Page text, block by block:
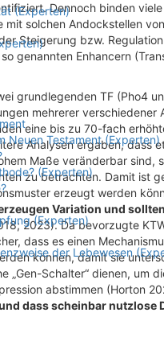
(Experten)
Neuen Testament (Experten)
(Experten)
(Experten)
der Lebewesen
Dennoch binden
solchen Andockstellen
Steigerung bzw.
genannten Enhancern
grundlegenden TF (Pho4
mehrerer
eine bis zu 70-fach
Analysen ergaben, dass
Maße veränderbar sind,
zu betrachten. Damit ist
erzeugt werden
Variation und
2023). Da bevorzugte
dass es einen
können, damit sie
Schalter“ dienen, um
abstimmen (Horton
dass scheinbar nutzlose